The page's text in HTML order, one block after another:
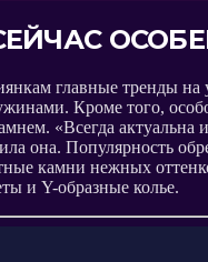
главные тренды
Кроме того,
«Всегда
она. Популярность
камни нежных
и Y-образные колье.